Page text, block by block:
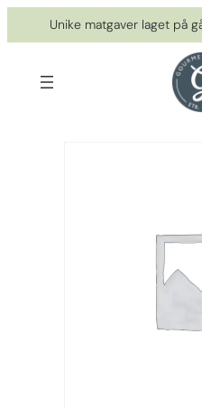
til
Unike matgaver laget på